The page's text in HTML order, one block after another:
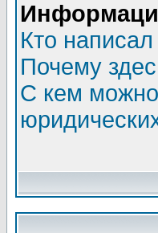
Кто
Почему
С кем можно